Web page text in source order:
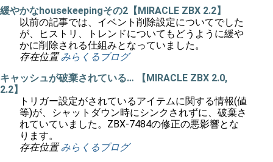
緩やかなhousekeepingその2【MIRACLE ZBX 2.2】
以前の記事では、イベント削除設定についてでした
が、ヒストリ、トレンドについてもどうように緩や
かに削除される仕組みとなっていました。
存在位置 みらくるブログ
キャッシュが破棄されている… 【MIRACLE ZBX 2.0,
2.2】
トリガー設定がされているアイテムに関する情報(値
等)が、シャットダウン時にシンクされずに、破棄さ
れていていました。ZBX-7484の修正の悪影響とな
ります。
存在位置 みらくるブログ